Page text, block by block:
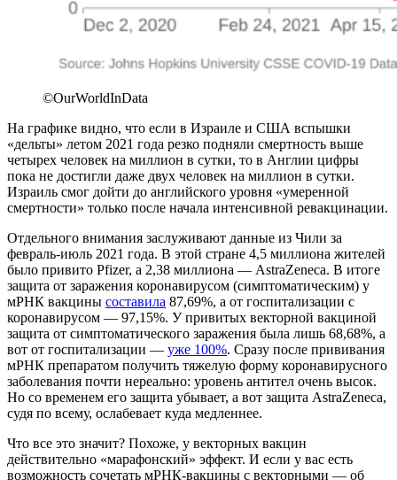
©OurWorldInData
На графике видно, что если в Израиле и США вспышки
«дельты» летом 2021 года резко подняли смертность выше
четырех человек на миллион в сутки, то в Англии цифры
пока не достигли даже двух человек на миллион в сутки.
Израиль смог дойти до английского уровня «умеренной
смертности» только после начала интенсивной ревакцинации.
Отдельного внимания заслуживают данные из Чили за
февраль-июль 2021 года. В этой стране 4,5 миллиона жителей
было привито Pfizer, а 2,38 миллиона — AstraZeneca. В итоге
защита от заражения коронавирусом (симптоматическим) у
мРНК вакцины составила 87,69%, а от госпитализации с
коронавирусом — 97,15%. У привитых векторной вакциной
защита от симптоматического заражения была лишь 68,68%, а
вот от госпитализации — уже 100%. Сразу после прививания
мРНК препаратом получить тяжелую форму коронавирусного
заболевания почти нереально: уровень антител очень высок.
Но со временем его защита убывает, а вот защита AstraZeneca,
судя по всему, ослабевает куда медленнее.
Что все это значит? Похоже, у векторных вакцин
действительно «марафонский» эффект. И если у вас есть
возможность сочетать мРНК-вакцины с векторными — об